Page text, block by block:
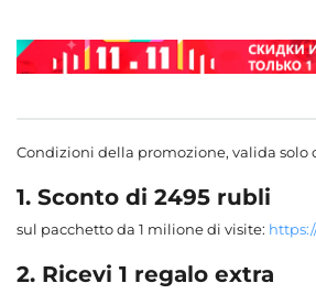
Condizioni della promozione, valida solo
1. Sconto di 2495 rubli
sul pacchetto da 1 milione di visite:
2. Ricevi 1 regalo extra